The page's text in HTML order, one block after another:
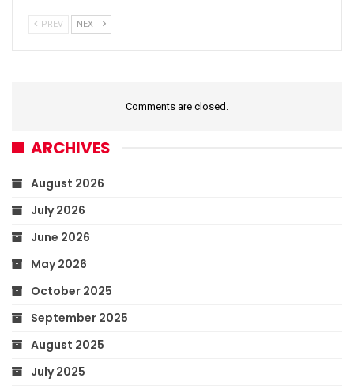
PREV NEXT
Comments are closed.
ARCHIVES
August 2026
July 2026
June 2026
May 2026
October 2025
September 2025
August 2025
July 2025